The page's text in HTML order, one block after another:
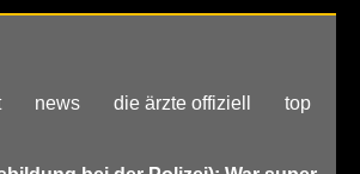
news die ärzte offiziell top